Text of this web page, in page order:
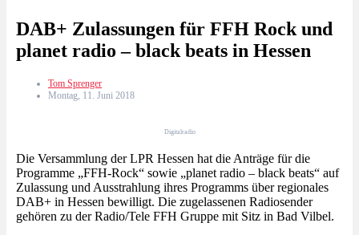
DAB+ Zulassungen für FFH Rock und
planet radio – black beats in Hessen
Tom Sprenger
Montag, 11. Juni 2018
Digitalradio
Die Versammlung der LPR Hessen hat die Anträge für die
Programme „FFH-Rock“ sowie „planet radio – black beats“ auf
Zulassung und Ausstrahlung ihres Programms über regionales
DAB+ in Hessen bewilligt. Die zugelassenen Radiosender
gehören zu der Radio/Tele FFH Gruppe mit Sitz in Bad Vilbel.